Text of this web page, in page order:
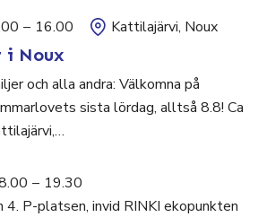
– 16.00 Kattilajärvi, Noux
i Noux
och alla andra: Välkomna på
sista lördag, alltså 8.8! Ca
– 19.30
4. P-platsen, invid RINKI ekopunkten